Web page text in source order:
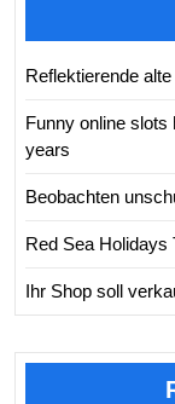
Reflektierende
Funny online slots
years
Beobachten
Red Sea Holidays
Ihr Shop soll